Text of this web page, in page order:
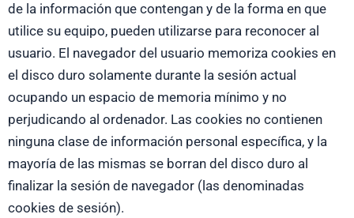
de la información que contengan y de la forma en que
utilice su equipo, pueden utilizarse para reconocer al
usuario. El navegador del usuario memoriza cookies en
el disco duro solamente durante la sesión actual
ocupando un espacio de memoria mínimo y no
perjudicando al ordenador. Las cookies no contienen
ninguna clase de información personal específica, y la
mayoría de las mismas se borran del disco duro al
finalizar la sesión de navegador (las denominadas
cookies de sesión).